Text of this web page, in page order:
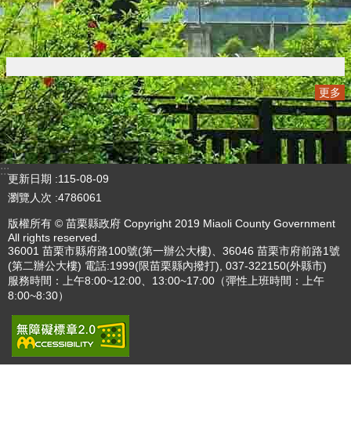
更多
播放中
:::
更新日期 115-08-09
瀏覽人次
4786061
版權所有 © 苗栗縣政府 Copyright 2019 Miaoli County Government
All rights reserved.
36001 苗栗市縣府路100號(第一辦公大樓)、36046 苗栗市府前路1號
(第二辦公大樓) 電話:1999(限苗栗縣內撥打), 037-322150(外縣市)
服務時間：上午8:00~12:00、13:00~17:00（彈性上班時間：上午